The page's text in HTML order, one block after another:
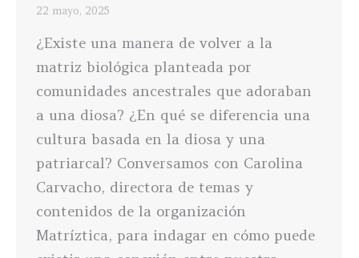
22 mayo, 2025
¿Existe una manera de volver a la
matriz biológica planteada por
comunidades ancestrales que adoraban
a una diosa? ¿En qué se diferencia una
cultura basada en la diosa y una
patriarcal? Conversamos con Carolina
Carvacho, directora de temas y
contenidos de la organización
Matríztica, para indagar en cómo puede